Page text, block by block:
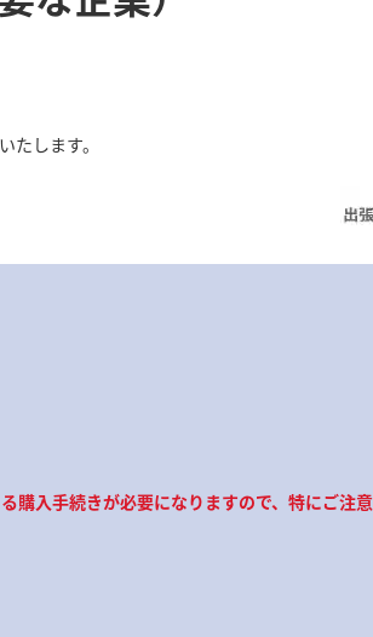
します。
入手続きが必要になりますので、特にご注